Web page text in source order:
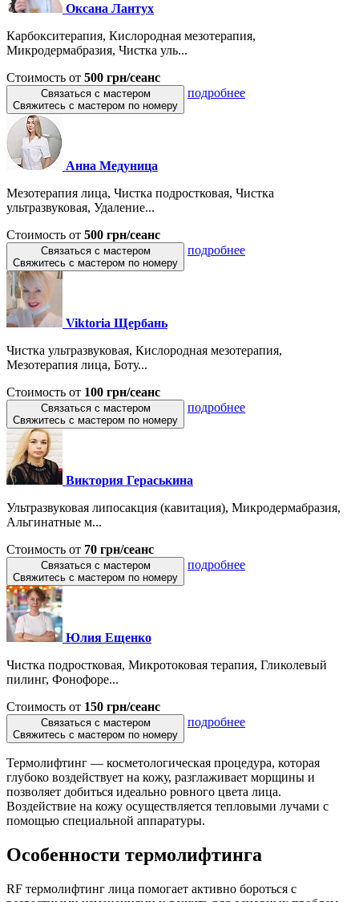
Оксана Лантух
Карбокситерапия, Кислородная мезотерапия,
Микродермабразия, Чистка уль...
Стоимость от 500 грн/сеанс
Связаться с мастером
Свяжитесь с мастером по номеру
подробнее
Анна Медуница
Мезотерапия лица, Чистка подростковая, Чистка
ультразвуковая, Удаление...
Стоимость от 500 грн/сеанс
Связаться с мастером
Свяжитесь с мастером по номеру
подробнее
Viktoria Щербань
Чистка ультразвуковая, Кислородная мезотерапия,
Мезотерапия лица, Боту...
Стоимость от 100 грн/сеанс
Связаться с мастером
Свяжитесь с мастером по номеру
подробнее
Виктория Гераськина
Ультразвуковая липосакция (кавитация), Микродермабразия,
Альгинатные м...
Стоимость от 70 грн/сеанс
Связаться с мастером
Свяжитесь с мастером по номеру
подробнее
Юлия Ещенко
Чистка подростковая, Микротоковая терапия, Гликолевый
пилинг, Фонофоре...
Стоимость от 150 грн/сеанс
Связаться с мастером
Свяжитесь с мастером по номеру
подробнее
Термолифтинг — косметологическая процедура, которая
глубоко воздействует на кожу, разглаживает морщины и
позволяет добиться идеально ровного цвета лица.
Воздействие на кожу осуществляется тепловыми лучами с
помощью специальной аппаратуры.
Особенности термолифтинга
RF термолифтинг лица помогает активно бороться с